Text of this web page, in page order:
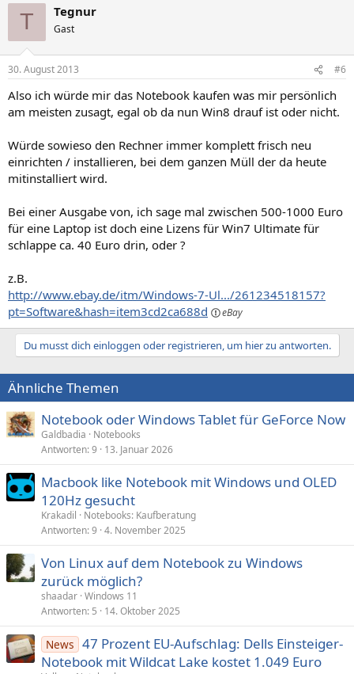
T Tegnur
Gast
30. August 2013 #6
Also ich würde mir das Notebook kaufen was mir persönlich
am meisten zusagt, egal ob da nun Win8 drauf ist oder nicht.
Würde sowieso den Rechner immer komplett frisch neu
einrichten / installieren, bei dem ganzen Müll der da heute
mitinstalliert wird.
Bei einer Ausgabe von, ich sage mal zwischen 500-1000 Euro
für eine Laptop ist doch eine Lizens für Win7 Ultimate für
schlappe ca. 40 Euro drin, oder ?
z.B.
http://www.ebay.de/itm/Windows-7-Ul.../261234518157?
pt=Software&hash=item3cd2ca688d
Du musst dich einloggen oder registrieren, um hier zu antworten.
Ähnliche Themen
Notebook oder Windows Tablet für GeForce Now
Galdbadia
Notebooks
Antworten 9 13. Januar 2026
Macbook like Notebook mit Windows und OLED
120Hz gesucht
Krakadil
Notebooks: Kaufberatung
Antworten 9 4. November 2025
Von Linux auf dem Notebook zu Windows
zurück möglich?
shaadar Windows 11
Antworten 5 14. Oktober 2025
News 47 Prozent EU-Aufschlag: Dells Einsteiger-
Notebook mit Wildcat Lake kostet 1.049 Euro